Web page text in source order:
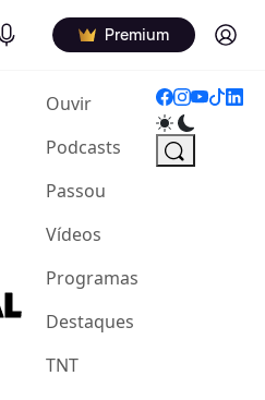
Podcasts Premium Log in
Ouvir(current)
Podcasts
Passou
Vídeos
Programas
Destaques
TNT